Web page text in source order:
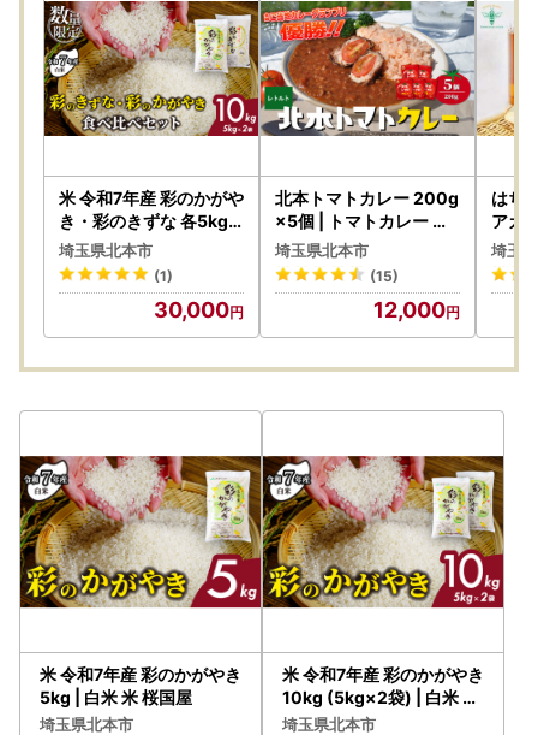
米 令和7年産 彩のかがや
き・彩のきずな 各5kg
計10kg | 白米 米 桜国屋
埼玉県北本市
(1)
30,000
北本トマトカレー 200g
×5個 | トマトカレー レ
トルトカレー 北本市観
光協会
埼玉県北本市
(15)
12,000
はち
アカ
つ 蜂
埼玉
米 令和7年産 彩のかがやき
5kg | 白米 米 桜国屋
埼玉県北本市
米 令和7年産 彩のかがやき
10kg (5kg×2袋) | 白米 米
桜国屋
埼玉県北本市